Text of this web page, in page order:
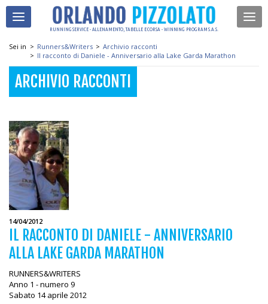
RUNNING SERVICE - ALLENAMENTO, TABELLE E CORSA - WINNING PROGRAM S.A.S.
Sei in > Runners&Writers > Archivio racconti
> Il racconto di Daniele - Anniversario alla Lake Garda Marathon
ARCHIVIO RACCONTI
14/04/2012
IL RACCONTO DI DANIELE - ANNIVERSARIO
ALLA LAKE GARDA MARATHON
RUNNERS&WRITERS
Anno 1 - numero 9
Sabato 14 aprile 2012